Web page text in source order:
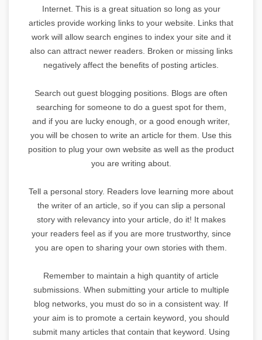
Internet. This is a great situation so long as your
articles provide working links to your website. Links that
work will allow search engines to index your site and it
also can attract newer readers. Broken or missing links
negatively affect the benefits of posting articles.
Search out guest blogging positions. Blogs are often
searching for someone to do a guest spot for them,
and if you are lucky enough, or a good enough writer,
you will be chosen to write an article for them. Use this
position to plug your own website as well as the product
you are writing about.
Tell a personal story. Readers love learning more about
the writer of an article, so if you can slip a personal
story with relevancy into your article, do it! It makes
your readers feel as if you are more trustworthy, since
you are open to sharing your own stories with them.
Remember to maintain a high quantity of article
submissions. When submitting your article to multiple
blog networks, you must do so in a consistent way. If
your aim is to promote a certain keyword, you should
submit many articles that contain that keyword. Using